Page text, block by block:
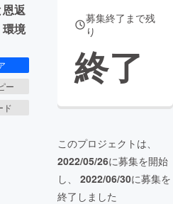
返
環境
ー
ド
募集終了まで残
り
終了
このプロジェクトは、
2022/05/26に募集を開始
し、 2022/06/30に募集を
終了しました